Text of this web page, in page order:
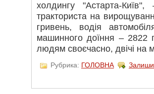
холдингу "Астарта-
тракториста на
гривень, водія
машинного доїння – 2822
людям своєчасно, двічі на
Рубрика: ГОЛОВНА